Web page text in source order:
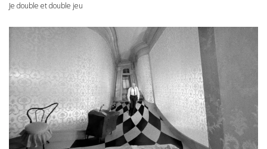
Je double et double jeu